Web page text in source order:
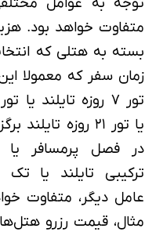
متفاوت خواهد بود.
بسته به هتلی که
زمان سفر که معمولا
در فصل پرمسافر یا
ترکیبی تایلند یا
عامل دیگر، متفاوت
مثال، قیمت رزرو